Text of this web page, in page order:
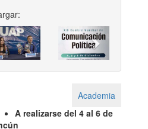
Next
Academia
A realizarse del 4 al 6 de